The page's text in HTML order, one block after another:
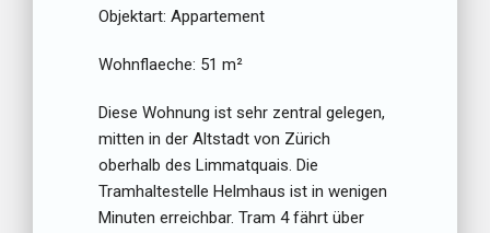
Objektart: Appartement
Wohnflaeche: 51 m²
Diese Wohnung ist sehr zentral gelegen,
mitten in der Altstadt von Zürich
oberhalb des Limmatquais. Die
Tramhaltestelle Helmhaus ist in wenigen
Minuten erreichbar. Tram 4 fährt über